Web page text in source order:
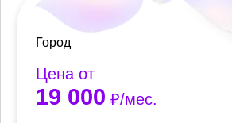
Город
Цена от
19 000 ₽/мес.